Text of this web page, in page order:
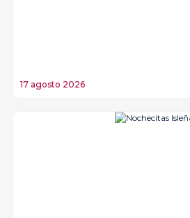
17 agosto 2026